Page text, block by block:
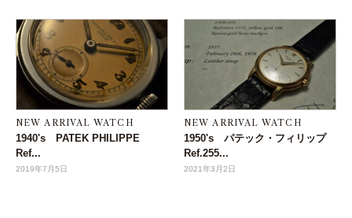
NEW ARRIVAL WATCH
1940's PATEK PHILIPPE
Ref...
2019年7月5日
NEW ARRIVAL WATCH
1950's パテック・フィリップ
Ref.255...
2021年3月2日